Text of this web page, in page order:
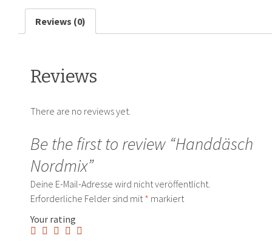
Reviews (0)
Reviews
There are no reviews yet.
Be the first to review “Handdäsch
Nordmix”
Deine E-Mail-Adresse wird nicht veröffentlicht.
Erforderliche Felder sind mit * markiert
Your rating